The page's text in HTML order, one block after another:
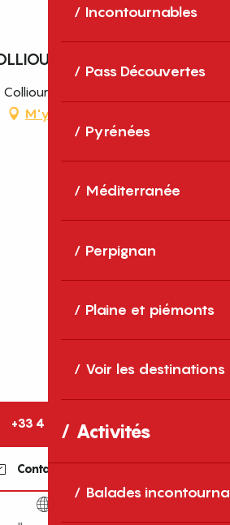
Incontournables
Pass Découvertes
Pyrénées
Méditerranée
Perpignan
Plaine et piémonts
Voir les destinations
Activités
Balades
PORT-VENDRES
66660 Port-Vendres
M'y rendre
+33 4 68 21 15 ▒▒
Contactez-nous